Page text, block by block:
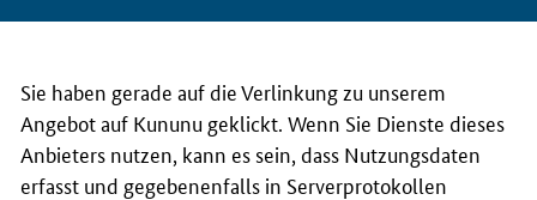
Sie haben gerade auf die Verlinkung zu unserem
Angebot auf Kununu geklickt. Wenn Sie Dienste dieses
Anbieters nutzen, kann es sein, dass Nutzungsdaten
erfasst und gegebenenfalls in Serverprotokollen